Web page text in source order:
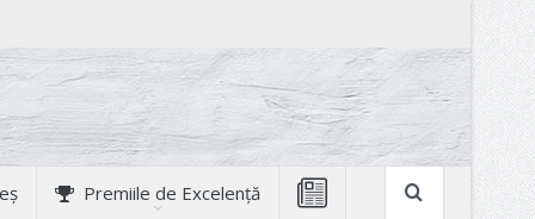
Premiile de Excelență